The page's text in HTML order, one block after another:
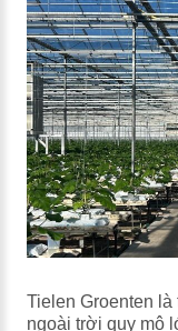
Tielen Groenten là
ngoài trời quy mô